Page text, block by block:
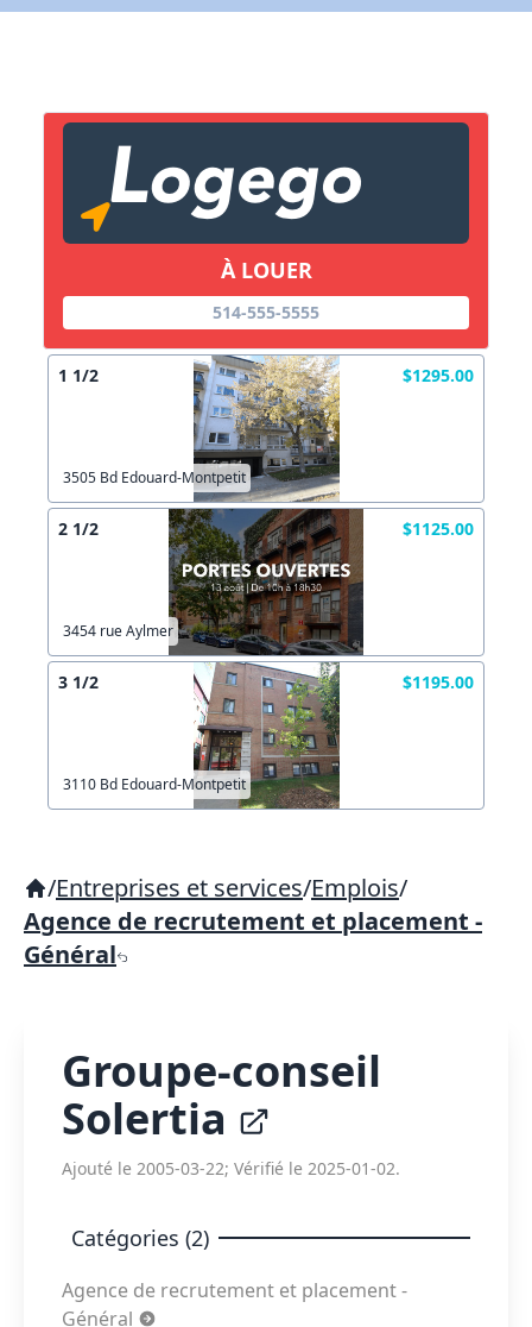
À LOUER
514-555-5555
1 1/2 $1295.00
3505 Bd Edouard-Montpetit
2 1/2 $1125.00
3454 rue Aylmer
3 1/2 $1195.00
3110 Bd Edouard-Montpetit
/Entreprises et services/Emplois/
Agence de recrutement et placement -
Général
Groupe-conseil
Solertia
Ajouté le 2005-03-22; Vérifié le 2025-01-02.
Catégories (2)
Agence de recrutement et placement -
Général
Lien vers inscription (sera inclus dans courriel)
Copier lien
X Fermer
X Fermer